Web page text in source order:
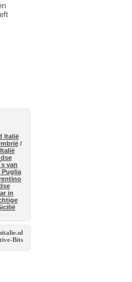
Italië
/
van
Puglia
in
Bits